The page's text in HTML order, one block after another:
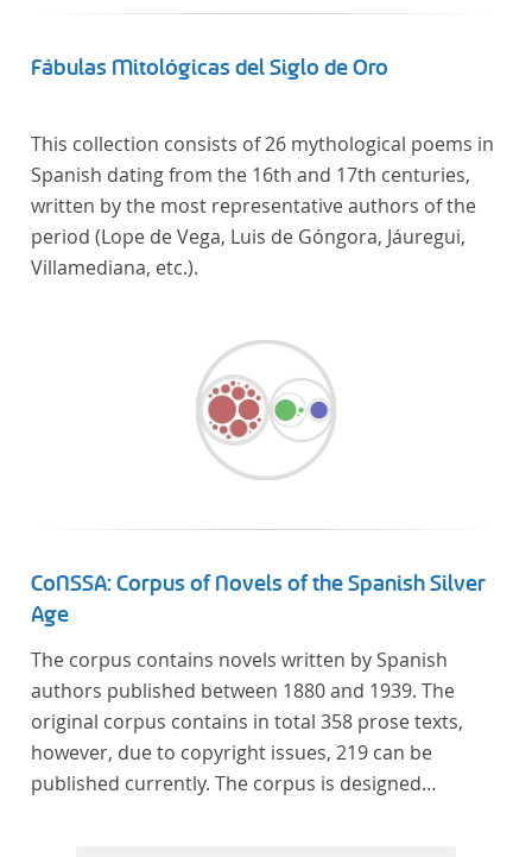
Fábulas Mitológicas del Siglo de Oro
This collection consists of 26 mythological poems in
Spanish dating from the 16th and 17th centuries,
written by the most representative authors of the
period (Lope de Vega, Luis de Góngora, Jáuregui,
Villamediana, etc.).
CoNSSA: Corpus of Novels of the Spanish Silver
Age
The corpus contains novels written by Spanish
authors published between 1880 and 1939. The
original corpus contains in total 358 prose texts,
however, due to copyright issues, 219 can be
published currently. The corpus is designed